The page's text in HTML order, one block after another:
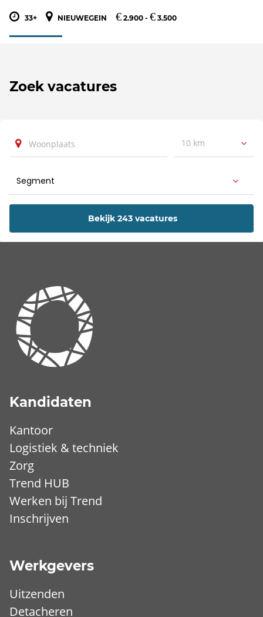
33+ NIEUWEGEIN € 2.900 - € 3.500
Zoek vacatures
10 km
Bekijk 243 vacatures
Kandidaten
Kantoor
Logistiek & techniek
Zorg
Trend HUB
Werken bij Trend
Inschrijven
Werkgevers
Uitzenden
Detacheren